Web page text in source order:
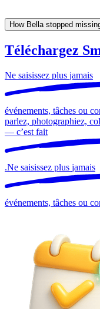
How Bella stopped
Téléchargez
Ne saisissez plus jamais
événements, tâches ou
parlez, photographiez,
— c’est fait
.Ne saisissez plus jamais
événements, tâches ou